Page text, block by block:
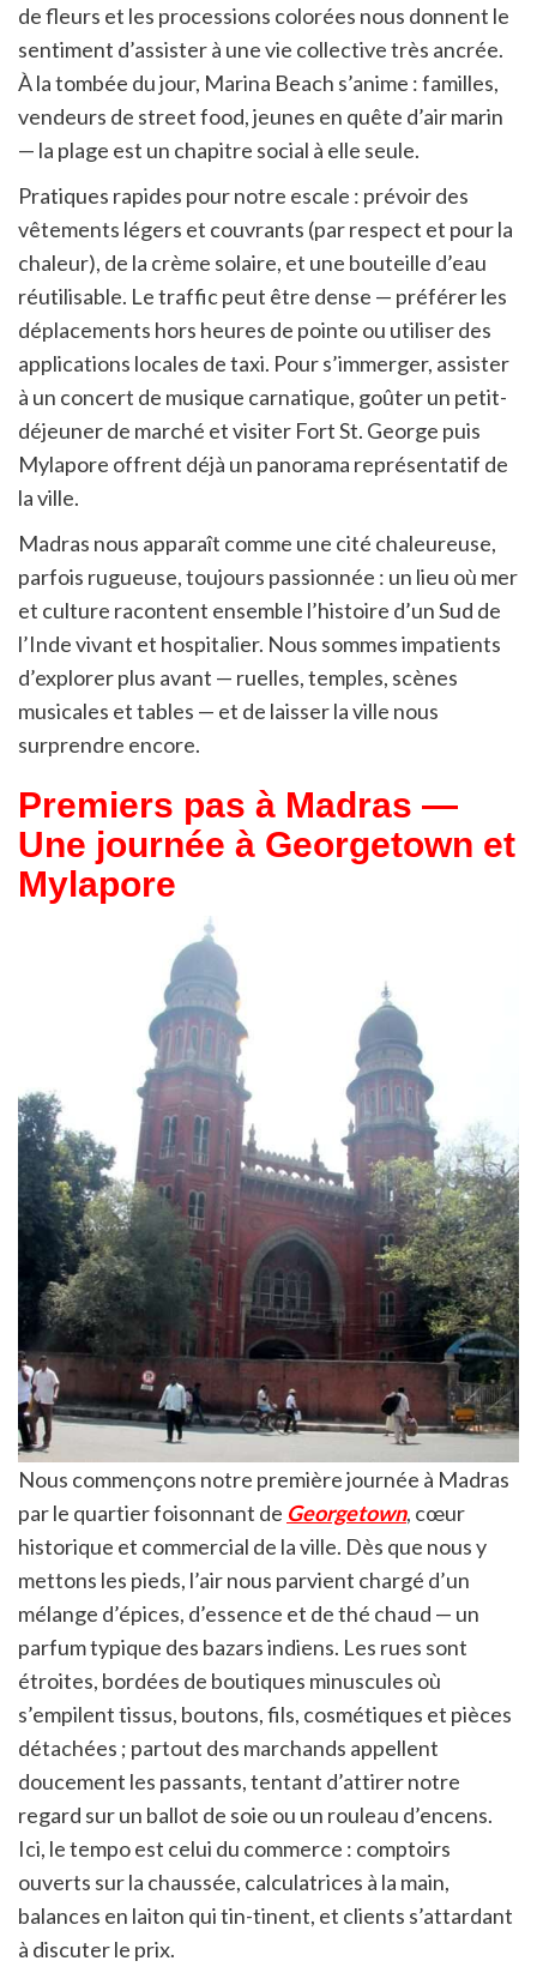
de fleurs et les processions colorées nous donnent le
sentiment d’assister à une vie collective très ancrée.
À la tombée du jour, Marina Beach s’anime : familles,
vendeurs de street food, jeunes en quête d’air marin
— la plage est un chapitre social à elle seule.
Pratiques rapides pour notre escale : prévoir des
vêtements légers et couvrants (par respect et pour la
chaleur), de la crème solaire, et une bouteille d’eau
réutilisable. Le traffic peut être dense — préférer les
déplacements hors heures de pointe ou utiliser des
applications locales de taxi. Pour s’immerger, assister
à un concert de musique carnatique, goûter un petit-
déjeuner de marché et visiter Fort St. George puis
Mylapore offrent déjà un panorama représentatif de
la ville.
Madras nous apparaît comme une cité chaleureuse,
parfois rugueuse, toujours passionnée : un lieu où mer
et culture racontent ensemble l’histoire d’un Sud de
l’Inde vivant et hospitalier. Nous sommes impatients
d’explorer plus avant — ruelles, temples, scènes
musicales et tables — et de laisser la ville nous
surprendre encore.
Premiers pas à Madras —
Une journée à Georgetown et
Mylapore
Nous commençons notre première journée à Madras
par le quartier foisonnant de Georgetown, cœur
historique et commercial de la ville. Dès que nous y
mettons les pieds, l’air nous parvient chargé d’un
mélange d’épices, d’essence et de thé chaud — un
parfum typique des bazars indiens. Les rues sont
étroites, bordées de boutiques minuscules où
s’empilent tissus, boutons, fils, cosmétiques et pièces
détachées ; partout des marchands appellent
doucement les passants, tentant d’attirer notre
regard sur un ballot de soie ou un rouleau d’encens.
Ici, le tempo est celui du commerce : comptoirs
ouverts sur la chaussée, calculatrices à la main,
balances en laiton qui tin-tinent, et clients s’attardant
à discuter le prix.